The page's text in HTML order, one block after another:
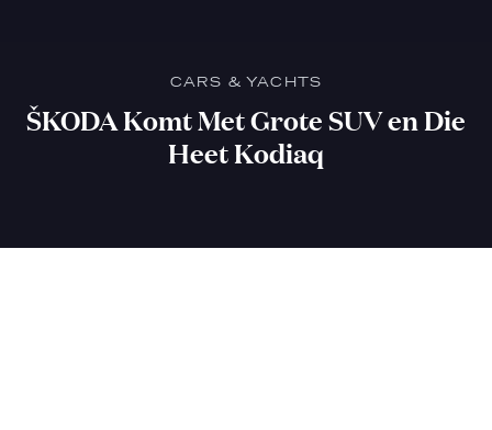
CARS & YACHTS
ŠKODA Komt Met Grote SUV en Die
Heet Kodiaq